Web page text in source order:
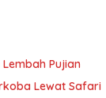
Pujian
Lewat Safari